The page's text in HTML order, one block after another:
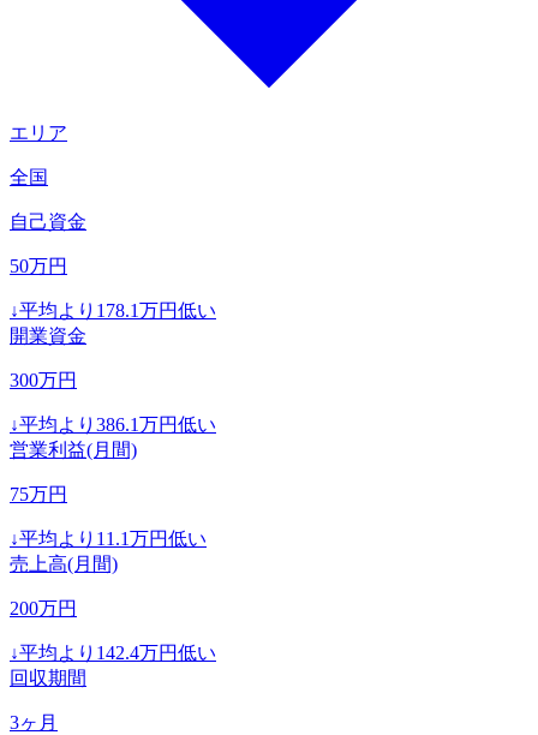
エリア
全国
自己資金
50万円
↓平均より 178.1万円低い
開業資金
300万円
↓平均より 386.1万円低い
営業利益(月間)
75万円
↓平均より 11.1万円低い
売上高(月間)
200万円
↓平均より 142.4万円低い
回収期間
3ヶ月